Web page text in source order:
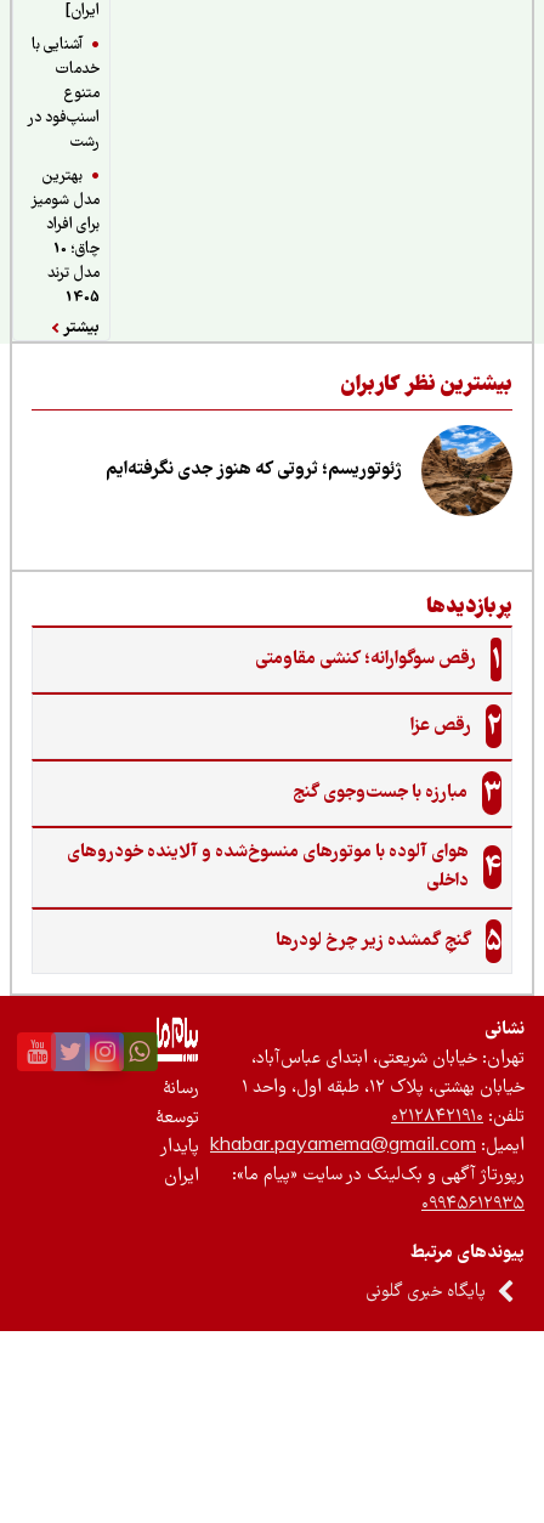
آشنایی با
خدمات
اسنپ‌فود در
بهترین
مدل شومیز
برای افراد
چاق؛ 10
مدل ترند
نظر کاربران
ژئوتوریسم؛ ثروتی که هنوز جدی نگرفته‌ایم
رقص سوگوارانه؛ کنشی مقاومتی
رقص عزا
مبارزه با جست‌وجوی گنج‌
هوای آلوده با موتورهای منسوخ‌شده و آلاینده خودروهای
داخلی
گنجِ گمشده زیر چرخ لودرها
خیابان شریعتی، ابتدای عباس‌آباد،
بهشتی، پلاک ۱۲، طبقه اول، واحد ۱
۰۲۱۲۸۴۲۱۹۱۰
khabar.payamema@gmail.com
آگهی و بک‌لینک در سایت «پیام ما»:
مرتبط
پایگاه خبری گلونی
توسعۀ
پایدار
ایران